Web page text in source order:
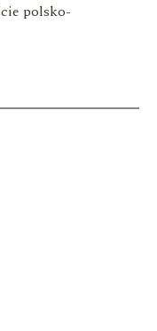
polsko-